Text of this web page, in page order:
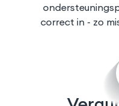
correct in - zo